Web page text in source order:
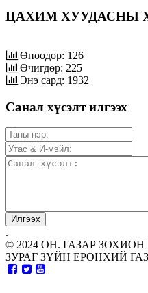
ЦАХИМ ХУУДАСНЫ
Өнөөдөр: 126
Өчигдөр: 225
Энэ сард: 1932
Санал хүсэлт илгээх
.
© 2024 ОН. ГАЗАР
ЗУРАГ ЗҮЙН ЕРӨНХИЙ